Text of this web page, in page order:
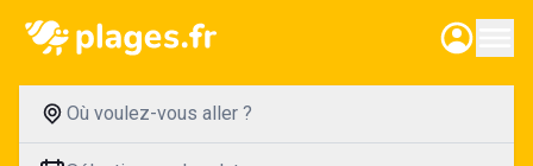
Où voulez-vous aller ?